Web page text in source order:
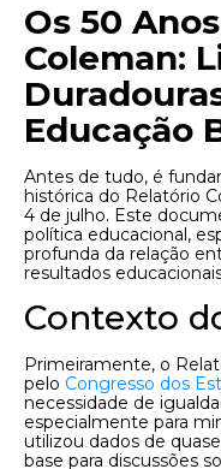
Os 50
Coleman:
Educação
Antes de tudo, é
histórica do Relatório
4 de julho. Este
política educacional,
profunda da relação
resultados
Contexto
Primeiramente, o
pelo Congresso dos
necessidade de
especialmente para
utilizou dados de
base para discussões